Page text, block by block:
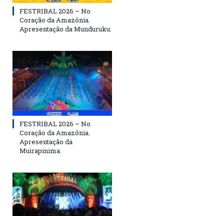
FESTRIBAL 2026 – No
Coração da Amazônia.
Apresentação da Munduruku.
FESTRIBAL 2026 – No
Coração da Amazônia.
Apresentação da
Muirapinima.